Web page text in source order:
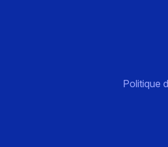
Politique